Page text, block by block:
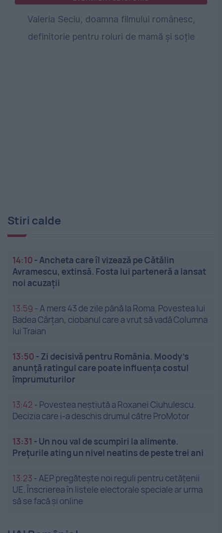
Valeria Seciu, doamna filmului românesc,
definitorie pentru roluri de mamă și soție
Stiri calde
14:10 -Ancheta care îl vizează pe Cătălin
Avramescu, extinsă. Fosta lui parteneră a lansat
noi acuzații
13:59 -A mers 43 de zile până la Roma. Povestea lui
Badea Cârțan, ciobanul care a vrut să vadă Columna
lui Traian
13:50 - Zi decisivă pentru România. Moody’s
anunță ratingul care poate influența costul
împrumuturilor
13:42 - Povestea neștiută a Roxanei Ciuhulescu.
Decizia care i-a deschis drumul către ProMotor
13:31 - Un nou val de scumpiri la alimente.
Prețurile ating un nivel neatins de peste trei ani
13:23 -AEP pregătește noi reguli pentru cetățenii
UE. Înscrierea în listele electorale speciale ar urma
să se facă și online